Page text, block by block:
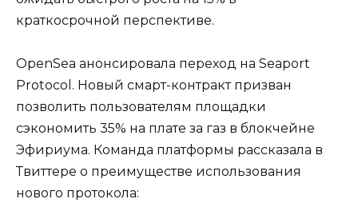
краткосрочной перспективе.
OpenSea анонсировала переход на Seaport
Protocol. Новый смарт-контракт призван
позволить пользователям площадки
сэкономить 35% на плате за газ в блокчейне
Эфириума. Команда платформы рассказала в
Твиттере о преимуществе использования
нового протокола: